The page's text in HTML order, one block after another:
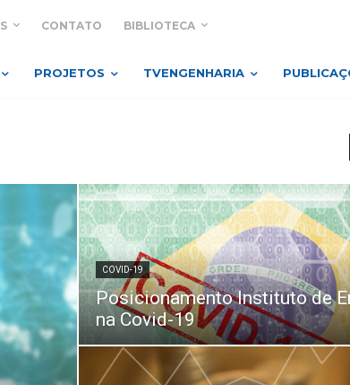
CONTATO BIBLIOTECA
PROJETOS TVENGENHARIA
COVID-19
Posicionamento Instituto de
na Covid-19